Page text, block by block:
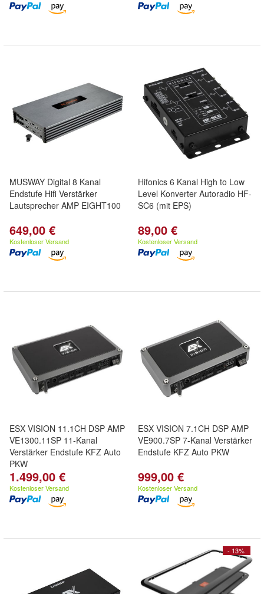
MUSWAY Digital 8 Kanal
Endstufe Hifi Verstärker
Lautsprecher AMP EIGHT100
649,00 €
Kostenloser Versand
Hifonics 6 Kanal High to Low
Level Konverter Autoradio HF-
SC6 (mit EPS)
89,00 €
Kostenloser Versand
ESX VISION 11.1CH DSP AMP
VE1300.11SP 11-Kanal
Verstärker Endstufe KFZ Auto
PKW
1.499,00 €
Kostenloser Versand
ESX VISION 7.1CH DSP AMP
VE900.7SP 7-Kanal Verstärker
Endstufe KFZ Auto PKW
999,00 €
Kostenloser Versand
- 13%